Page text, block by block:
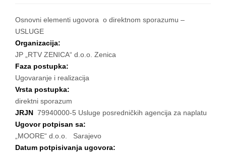
Osnovni elementi ugovora o direktnom sporazumu –
USLUGE
Organizacija:
JP „RTV ZENICA“ d.o.o. Zenica
Faza postupka:
Ugovaranje i realizacija
Vrsta postupka:
direktni sporazum
JRJN 79940000-5 Usluge posredničkih agencija za naplatu
Ugovor potpisan sa:
„MOORE“ d.o.o. Sarajevo
Datum potpisivanja ugovora: